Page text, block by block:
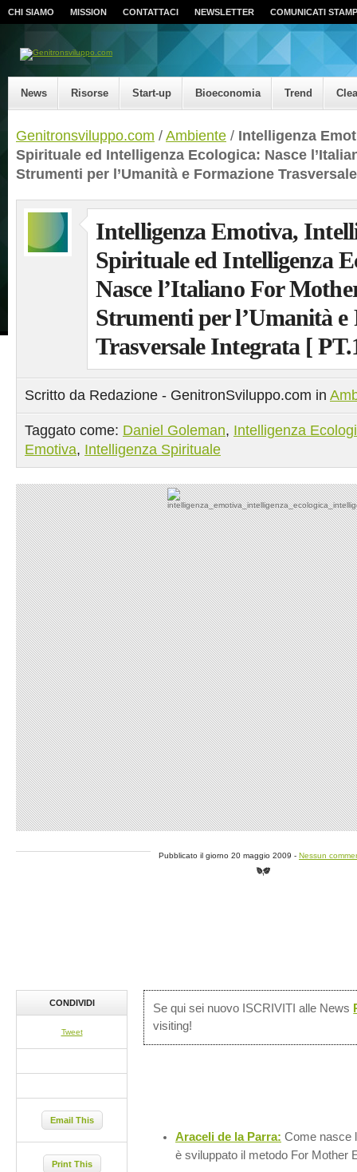
CHI SIAMO MISSION CONTATTACI NEWSLETTER COMUNICATI
News Risorse Start-up Bioeconomia Trend
Genitronsviluppo.com / Ambiente / Intelligenza
Spirituale ed Intelligenza Ecologica: Nasce
Strumenti per l’Umanità e Formazione
Intelligenza Emotiva,
Spirituale ed Intelligenza
Nasce l’Italiano For
Strumenti per l’Umanità e
Trasversale Integrata [
Scritto da Redazione - GenitronSviluppo.com in
Taggato come: Daniel Goleman, Intelligenza
Emotiva, Intelligenza Spirituale
Pubblicato il giorno 20 maggio 2009 - Nessun
Se qui sei nuovo ISCRIVITI alle News
visiting!
Araceli de la Parra: Come nasce
è sviluppato il metodo For Mother
CONDIVIDI
Tweet
Email This
Print This